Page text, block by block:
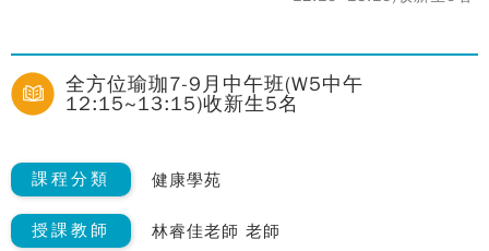
全方位瑜珈7-9月中午班(W5中午
12:15~13:15)收新生5名
課程分類 健康學苑
授課教師 林睿佳老師 老師